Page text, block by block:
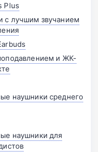
Plus
с лучшим звучанием
и ЖК-
наушники среднего
наушники для